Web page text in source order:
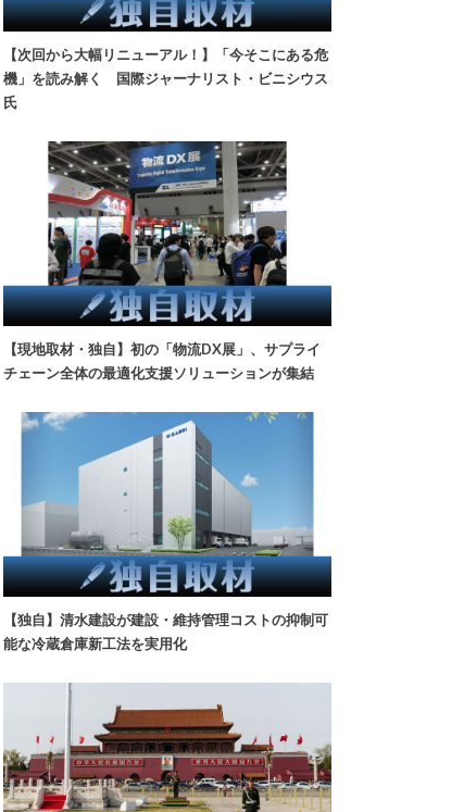
【次回から大幅リニューアル！】「今そこにある危
機」を読み解く 国際ジャーナリスト・ビニシウス
氏
【現地取材・独自】初の「物流DX展」、サプライ
チェーン全体の最適化支援ソリューションが集結
【独自】清水建設が建設・維持管理コストの抑制可
能な冷蔵倉庫新工法を実用化